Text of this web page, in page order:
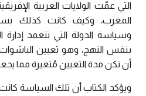
التي عمّت الولايات العربية
المغرب، وكيف كانت كذلك
وسياسة الدولة التي تتعمد
بنفس النهج، وهو تعيين
أن تكن مدة التعيين مُتغيرة مما
ويؤكد الكتاب أن تلك السياسة